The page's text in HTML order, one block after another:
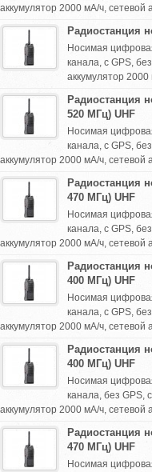
аккумулятор 2000 мА/ч, сетевой
Радиостанция
Носимая
канала, с GPS,
аккумулятор
Радиостанция
520 МГц) UHF
Носимая
канала, с GPS,
аккумулятор 2000 мА/ч, сетевой
Радиостанция
470 МГц) UHF
Носимая
канала, с GPS,
аккумулятор 2000 мА/ч, сетевой
Радиостанция
400 МГц) UHF
Носимая
канала, с GPS,
аккумулятор 2000 мА/ч, сетевой
Радиостанция
400 МГц) UHF
Носимая
канала, без GPS,
аккумулятор 2000 мА/ч, сетевой
Радиостанция
470 МГц) UHF
Носимая